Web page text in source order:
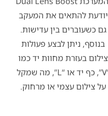
יודעת להתאים את המעקב
גם כשעוברים בין עדישות.
בנוסף, ניתן לבצע פעולות
צילום בעזרת מחוות יד כמו
“V”, כף יד או “L”, מה שמקל
על צילום עצמי או מרחוק.